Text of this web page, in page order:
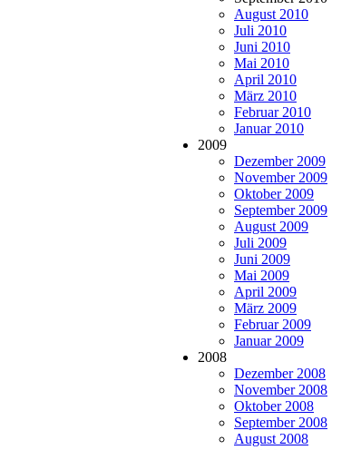
August 2010
Juli 2010
Juni 2010
Mai 2010
April 2010
März 2010
Februar 2010
Januar 2010
2009
Dezember 2009
November 2009
Oktober 2009
September 2009
August 2009
Juli 2009
Juni 2009
Mai 2009
April 2009
März 2009
Februar 2009
Januar 2009
2008
Dezember 2008
November 2008
Oktober 2008
September 2008
August 2008